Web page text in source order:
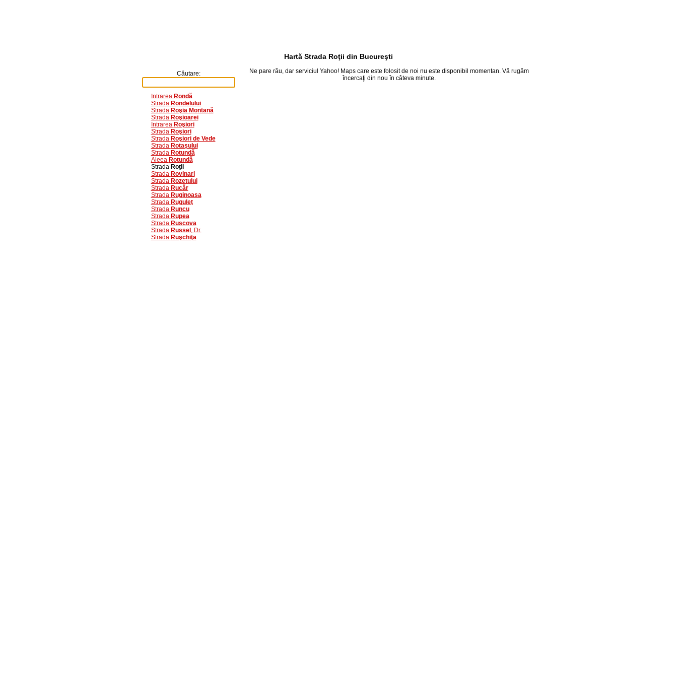
Hartă Strada Roţii din Bucureşti
Căutare:
Intrarea Rondă
Strada Rondelului
Strada Roşia Montană
Strada Roşioarei
Intrarea Roşiori
Strada Roşiori
Strada Roşiori de Vede
Strada Rotaşului
Strada Rotundă
Aleea Rotundă
Strada Roţii
Strada Rovinari
Strada Rozetului
Strada Rucăr
Strada Ruginoasa
Strada Ruguleţ
Strada Runcu
Strada Rupea
Strada Ruscova
Strada Russel , Dr.
Strada Ruşchiţa
Ne pare rău, dar serviciul Yahoo! Maps care este folosit de noi nu este disponibil momentan. Vă rugăm
încercaţi din nou în câteva minute.